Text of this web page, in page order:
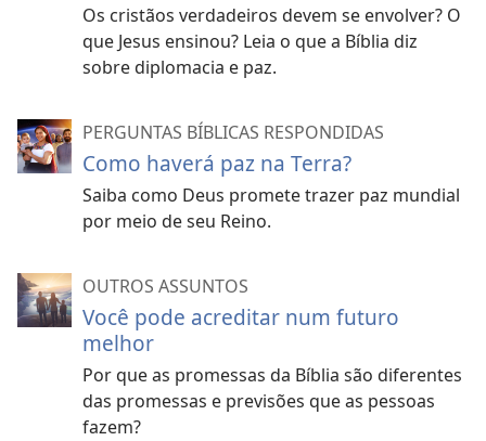
Os cristãos verdadeiros devem se envolver? O
que Jesus ensinou? Leia o que a Bíblia diz
sobre diplomacia e paz.
PERGUNTAS BÍBLICAS RESPONDIDAS
Como haverá paz na Terra?
Saiba como Deus promete trazer paz mundial
por meio de seu Reino.
OUTROS ASSUNTOS
Você pode acreditar num futuro
melhor
Por que as promessas da Bíblia são diferentes
das promessas e previsões que as pessoas
fazem?